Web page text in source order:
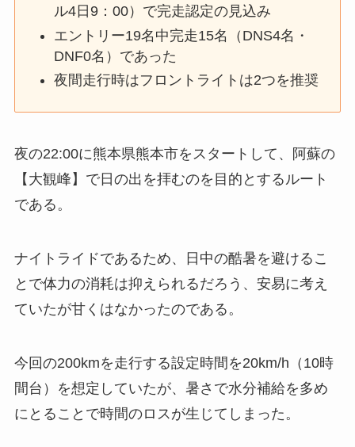
ル4日9：00）で完走認定の見込み
エントリー19名中完走15名（DNS4名・
DNF0名）であった
夜間走行時はフロントライトは2つを推奨
夜の22:00に熊本県熊本市をスタートして、阿蘇の
【大観峰】で日の出を拝むのを目的とするルート
である。
ナイトライドであるため、日中の酷暑を避けるこ
とで体力の消耗は抑えられるだろう、安易に考え
ていたが甘くはなかったのである。
今回の200kmを走行する設定時間を20km/h（10時
間台）を想定していたが、暑さで水分補給を多め
にとることで時間のロスが生じてしまった。